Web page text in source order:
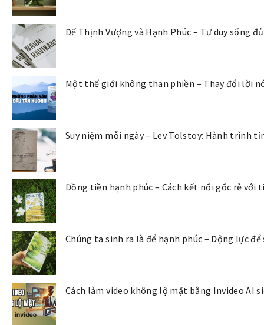
Để Thịnh Vượng và Hạnh Phúc – Tư duy sống
Một thế giới không than phiền – Thay đổi lời
Suy niệm mỗi ngày – Lev Tolstoy: Hành trình
Đồng tiền hạnh phúc – Cách kết nối gốc rễ với
Chúng ta sinh ra là để hạnh phúc – Động lực
Cách làm video không lộ mặt bằng Invideo AI